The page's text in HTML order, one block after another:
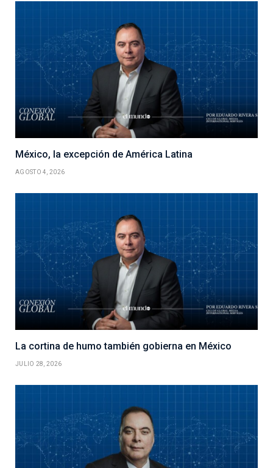
México, la excepción de América Latina
AGOSTO 4, 2026
La cortina de humo también gobierna en México
JULIO 28, 2026